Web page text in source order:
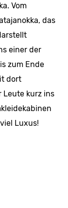
Vom
das
einer der
zum Ende
dort
kurz ins
Luxus!